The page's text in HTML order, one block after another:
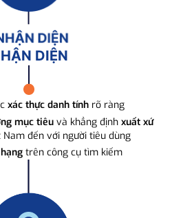
DIỆN
xác thực danh tính rõ ràng
mục tiêuvà khẳng định xuất xứ
đến với người tiêu dùng
trên công cụ tìm kiếm